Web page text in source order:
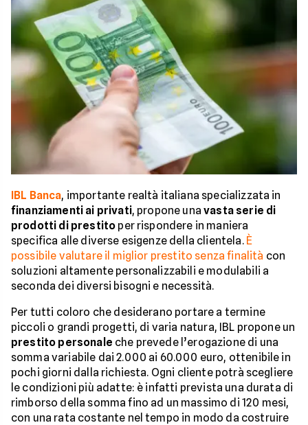
IBL Banca, importante realtà italiana specializzata in
finanziamenti ai privati, propone unavasta serie di
prodotti di prestito per rispondere in maniera
specifica alle diverse esigenze della clientela. È
possibile valutare il miglior prestito senza finalità con
soluzioni altamente personalizzabili e modulabili a
seconda dei diversi bisogni e necessità.
Per tutti coloro che desiderano portare a termine
piccoli o grandi progetti, di varia natura, IBL propone un
prestito personale che prevede l’erogazione di una
somma variabile dai 2.000 ai 60.000 euro, ottenibile in
pochi giorni dalla richiesta. Ogni cliente potrà scegliere
le condizioni più adatte: è infatti prevista una durata di
rimborso della somma fino ad un massimo di 120 mesi,
con una rata costante nel tempo in modo da costruire